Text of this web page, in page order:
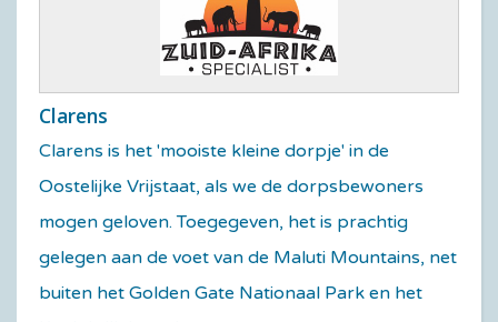
Clarens
Clarens is het 'mooiste kleine dorpje' in de
Oostelijke Vrijstaat, als we de dorpsbewoners
mogen geloven. Toegegeven, het is prachtig
gelegen aan de voet van de Maluti Mountains, net
buiten het Golden Gate Nationaal Park en het